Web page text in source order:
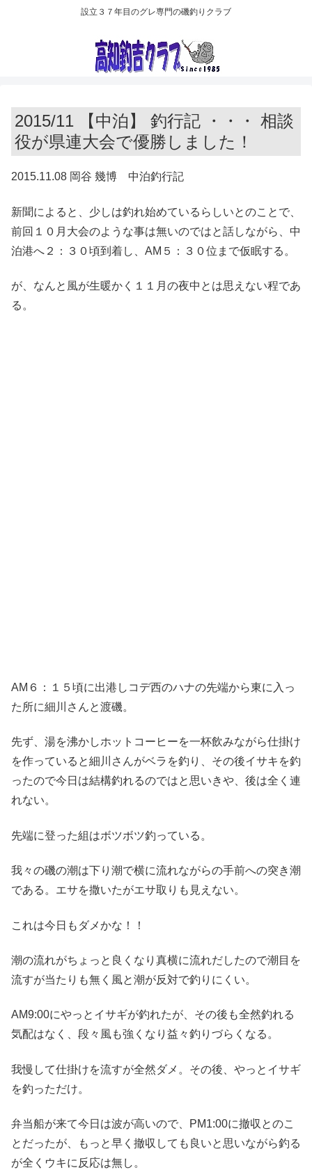
設立３７年目のグレ専門の磯釣りクラブ
2015/11 【中泊】 釣行記 ・・・ 相談
役が県連大会で優勝しました！
2015.11.08 岡谷 幾博 中泊釣行記
新聞によると、少しは釣れ始めているらしいとのことで、
前回１０月大会のような事は無いのではと話しながら、中
泊港へ２：３０頃到着し、AM５：３０位まで仮眠する。
が、なんと風が生暖かく１１月の夜中とは思えない程であ
る。
AM６：１５頃に出港しコデ西のハナの先端から東に入っ
た所に細川さんと渡磯。
先ず、湯を沸かしホットコーヒーを一杯飲みながら仕掛け
を作っていると細川さんがベラを釣り、その後イサキを釣
ったので今日は結構釣れるのではと思いきや、後は全く連
れない。
先端に登った組はボツボツ釣っている。
我々の磯の潮は下り潮で横に流れながらの手前への突き潮
である。エサを撒いたがエサ取りも見えない。
これは今日もダメかな！！
潮の流れがちょっと良くなり真横に流れだしたので潮目を
流すが当たりも無く風と潮が反対で釣りにくい。
AM9:00にやっとイサギが釣れたが、その後も全然釣れる
気配はなく、段々風も強くなり益々釣りづらくなる。
我慢して仕掛けを流すが全然ダメ。その後、やっとイサギ
を釣っただけ。
弁当船が来て今日は波が高いので、PM1:00に撤収とのこ
とだったが、もっと早く撤収しても良いと思いながら釣る
が全くウキに反応は無し。